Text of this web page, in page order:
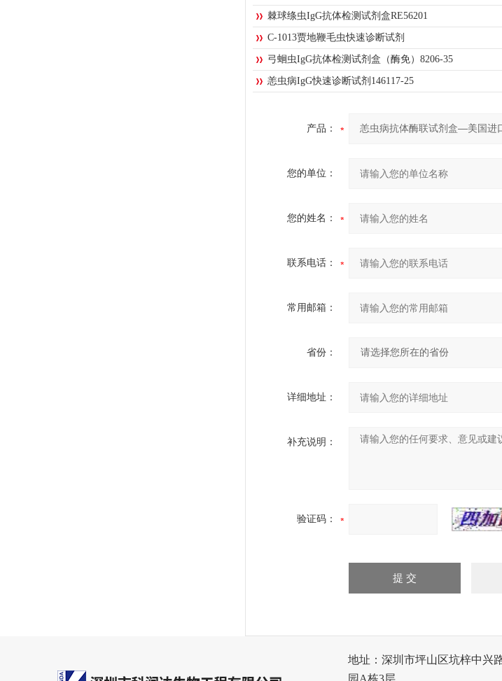
棘球绦虫IgG抗体检测试剂盒RE56201
C-1013贾地鞭毛虫快速诊断试剂
弓蛔虫IgG抗体检测试剂盒（酶免）8206-35
恙虫病IgG快速诊断试剂146117-25
产品：
您的单位：
您的姓名：
联系电话：
常用邮箱：
省份：
详细地址：
补充说明：
验证码：
地址：深圳市坪山区坑梓中兴
园A栋3层